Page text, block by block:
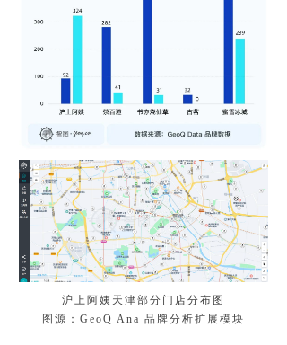
沪上阿姨天津部分门店分布图
图源：GeoQ Ana 品牌分析扩展模块